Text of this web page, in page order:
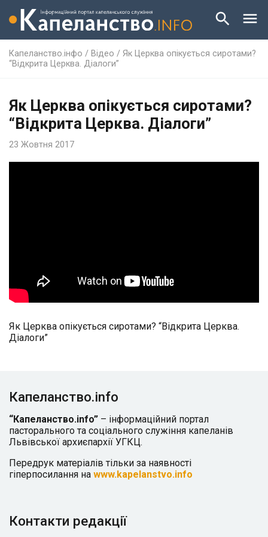
Капеланство.інфо / Відео / Як Церква опікується сиротами?
“Відкрита Церква. Діалоги”
Як Церква опікується сиротами?
“Відкрита Церква. Діалоги”
23 Жовтня 2017
Як Церква опікується сиротами? “Відкрита Церква.
Діалоги”
Капеланство.info
“Капеланство.info” – інформаційний портал
пасторального та соціального служіння капеланів
Львівської архиєпархії УГКЦ.
Передрук матеріалів тільки за наявності
гіперпосилання на www.kapelanstvo.info
Контакти редакції